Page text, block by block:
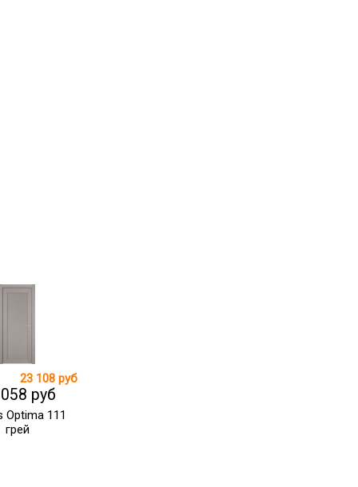
23 108 руб
руб
Optima 111
грей